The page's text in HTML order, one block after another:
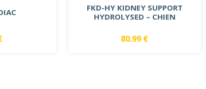
FKD-HY KIDNEY SUPPORT
HYDROLYSED – CHIEN
80.99 €